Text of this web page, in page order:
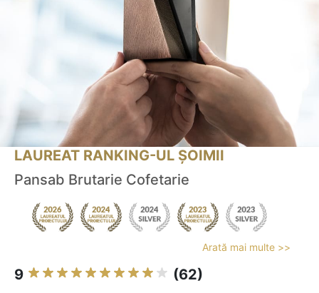
LAUREAT RANKING-UL ȘOIMII
Pansab Brutarie Cofetarie
Arată mai multe >>
9 (62)